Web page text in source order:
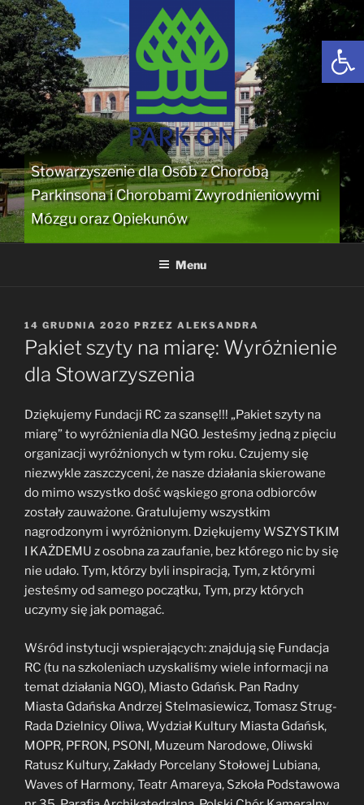
Przejdź
do
treści
Stowarzyszenie dla Osób z Chorobą
Parkinsona i Chorobami Zwyrodnieniowymi
Mózgu oraz Opiekunów
Menu
OPUBLIKOWANE
W
14 GRUDNIA 2020 PRZEZ ALEKSANDRA
Pakiet szyty na miarę: Wyróżnienie
dla Stowarzyszenia
Dziękujemy Fundacji RC za szansę!!! „Pakiet szyty na
miarę” to wyróżnienia dla NGO. Jesteśmy jedną z pięciu
organizacji wyróżnionych w tym roku. Czujemy się
niezwykle zaszczyceni, że nasze działania skierowane
do mimo wszystko dość wąskiego grona odbiorców
zostały zauważone. Gratulujemy wszystkim
nagrodzonym i wyróżnionym. Dziękujemy WSZYSTKIM
I KAŻDEMU z osobna za zaufanie, bez którego nic by się
nie udało. Tym, którzy byli inspiracją, Tym, z którymi
jesteśmy od samego początku, Tym, przy których
uczymy się jak pomagać.
Wśród instytucji wspierających: znajdują się Fundacja
RC (tu na szkoleniach uzyskaliśmy wiele informacji na
temat działania NGO), Miasto Gdańsk. Pan Radny
Miasta Gdańska Andrzej Stelmasiewicz, Tomasz Strug-
Rada Dzielnicy Oliwa, Wydział Kultury Miasta Gdańsk,
MOPR, PFRON, PSONI, Muzeum Narodowe, Oliwski
Ratusz Kultury, Zakłady Porcelany Stołowej Lubiana,
Waves of Harmony, Teatr Amareya, Szkoła Podstawowa